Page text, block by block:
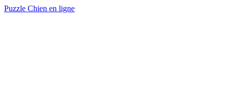
Puzzle Chien en ligne